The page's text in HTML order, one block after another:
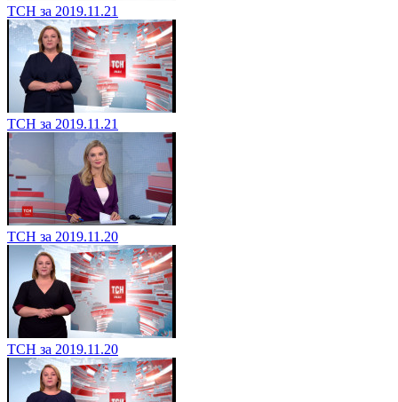
ТСН за 2019.11.21
ТСН за 2019.11.21
ТСН за 2019.11.20
ТСН за 2019.11.20